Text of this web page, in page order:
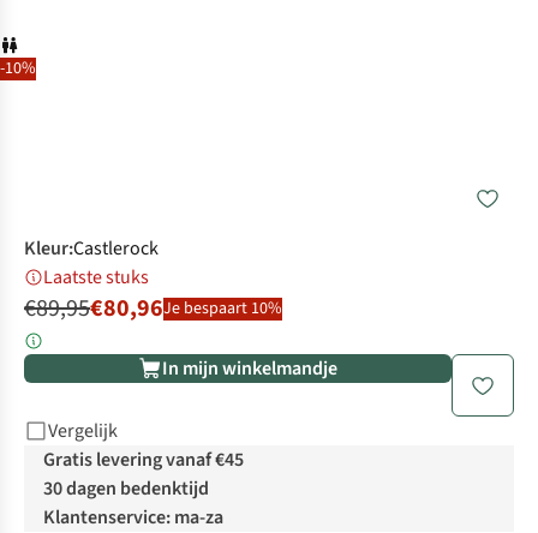
-10%
Kleur:Castlerock
Laatste stuks
€89,95€80,96Je bespaart 10%
In mijn winkelmandje
Vergelijk
Gratis levering vanaf €45
30 dagen bedenktijd
Klantenservice: ma-za